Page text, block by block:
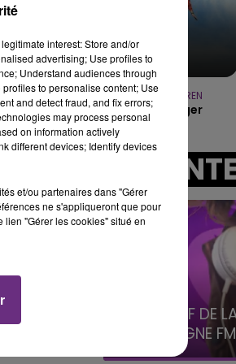
de
ALEX WARREN
Passenger
A
LE BEST OF DE
CHAMPAGNE FM
interest: Store and/or
advertising; Use profiles to
Understand audiences through
to personalise content; Use
and detect fraud, and fix errors;
may process personal
on information actively
different devices; Identify devices
et/ou partenaires dans "Gérer
ne s'appliqueront que pour
lien "Gérer les cookies" situé en